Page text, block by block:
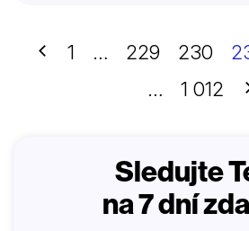
nebezpečí říši víl a musejí svoji
samozřejmě osvobodit i krásnou
Černá). Nakonec rytíř pochopí, že
Předchozí
1 … 229 230
…
1 012
Sledujte
na 7 dní